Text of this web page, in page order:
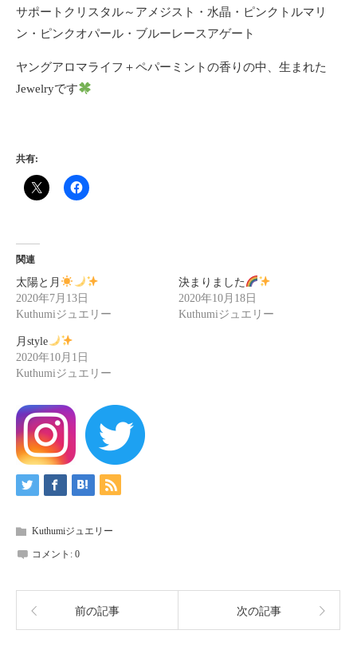
サポートクリスタル～アメジスト・水晶・ピンクトルマリ
ン・ピンクオパール・ブルーレースアゲート
ヤングアロマライフ＋ペパーミントの香りの中、生まれた
Jewelryです
共有:
関連
太陽と月
2020年7月13日
Kuthumiジュエリー
決まりました
2020年10月18日
Kuthumiジュエリー
月style
2020年10月1日
Kuthumiジュエリー
Kuthumiジュエリー
コメント: 0
前の記事 次の記事